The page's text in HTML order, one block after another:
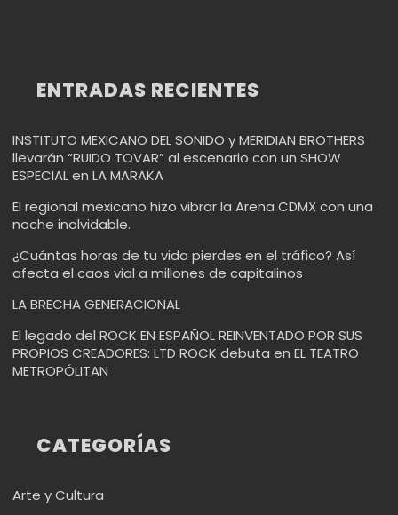
ENTRADAS RECIENTES
INSTITUTO MEXICANO DEL SONIDO y MERIDIAN BROTHERS
llevarán “RUIDO TOVAR” al escenario con un SHOW
ESPECIAL en LA MARAKA
El regional mexicano hizo vibrar la Arena CDMX con una
noche inolvidable.
¿Cuántas horas de tu vida pierdes en el tráfico? Así
afecta el caos vial a millones de capitalinos
LA BRECHA GENERACIONAL
El legado del ROCK EN ESPAÑOL REINVENTADO POR SUS
PROPIOS CREADORES: LTD ROCK debuta en EL TEATRO
METROPÓLITAN
CATEGORÍAS
Arte y Cultura